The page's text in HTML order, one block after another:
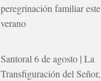
peregrinación familiar este
verano
Santoral 6 de agosto | La
Transfiguración del Señor,